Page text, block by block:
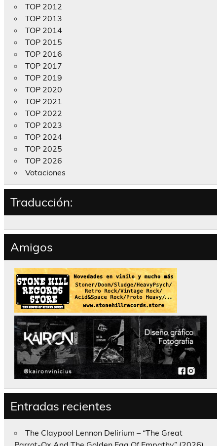
TOP 2012
TOP 2013
TOP 2014
TOP 2015
TOP 2016
TOP 2017
TOP 2019
TOP 2020
TOP 2021
TOP 2022
TOP 2023
TOP 2024
TOP 2025
TOP 2026
Votaciones
Traducción:
Amigos
Entradas recientes
The Claypool Lennon Delirium – “The Great